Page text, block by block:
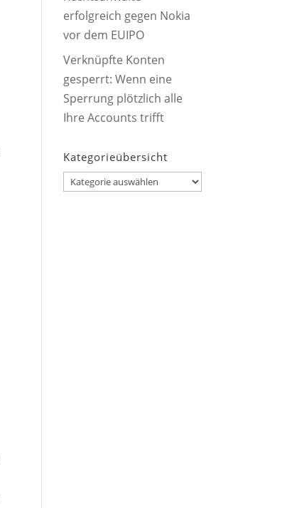
erfolgreich gegen Nokia
vor dem EUIPO
Verknüpfte Konten
gesperrt: Wenn eine
Sperrung plötzlich alle
Ihre Accounts trifft
Kategorieübersicht
Kategorieübersicht